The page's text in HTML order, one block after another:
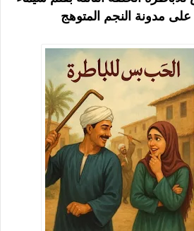
مدونة النجم المتوهج